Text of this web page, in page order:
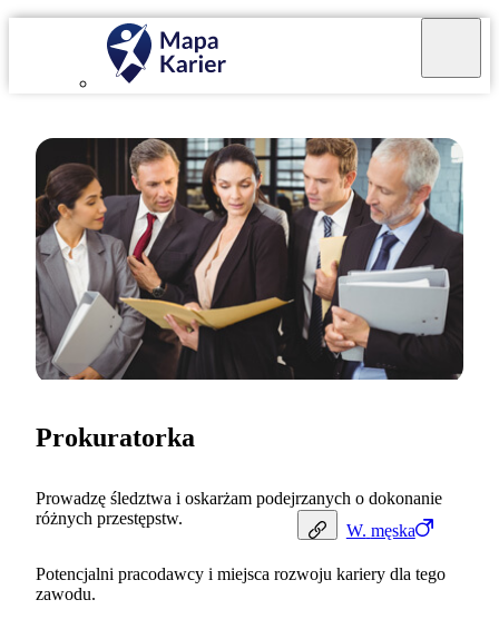
W. męska
Prokuratorka
Prowadzę śledztwa i oskarżam podejrzanych o dokonanie
różnych przestępstw.
Potencjalni pracodawcy i miejsca rozwoju kariery dla tego
zawodu.